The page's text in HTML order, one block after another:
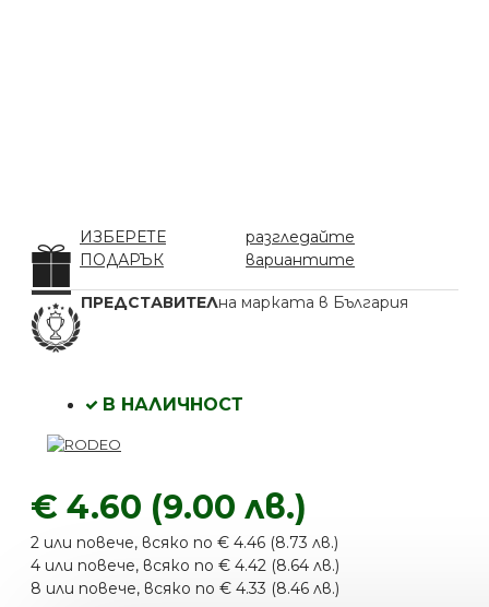
ИЗБЕРЕТЕ
ПОДАРЪК
разгледайте
вариантите
ПРЕДСТАВИТЕЛна марката в България
€ 4.60 (9.00 лв.)
2 или повече, всяко по € 4.46 (8.73 лв.)
4 или повече, всяко по € 4.42 (8.64 лв.)
8 или повече, всяко по € 4.33 (8.46 лв.)
В НАЛИЧНОСТ